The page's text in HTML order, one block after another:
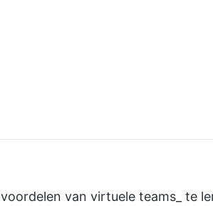
voordelen van virtuele teams_ te